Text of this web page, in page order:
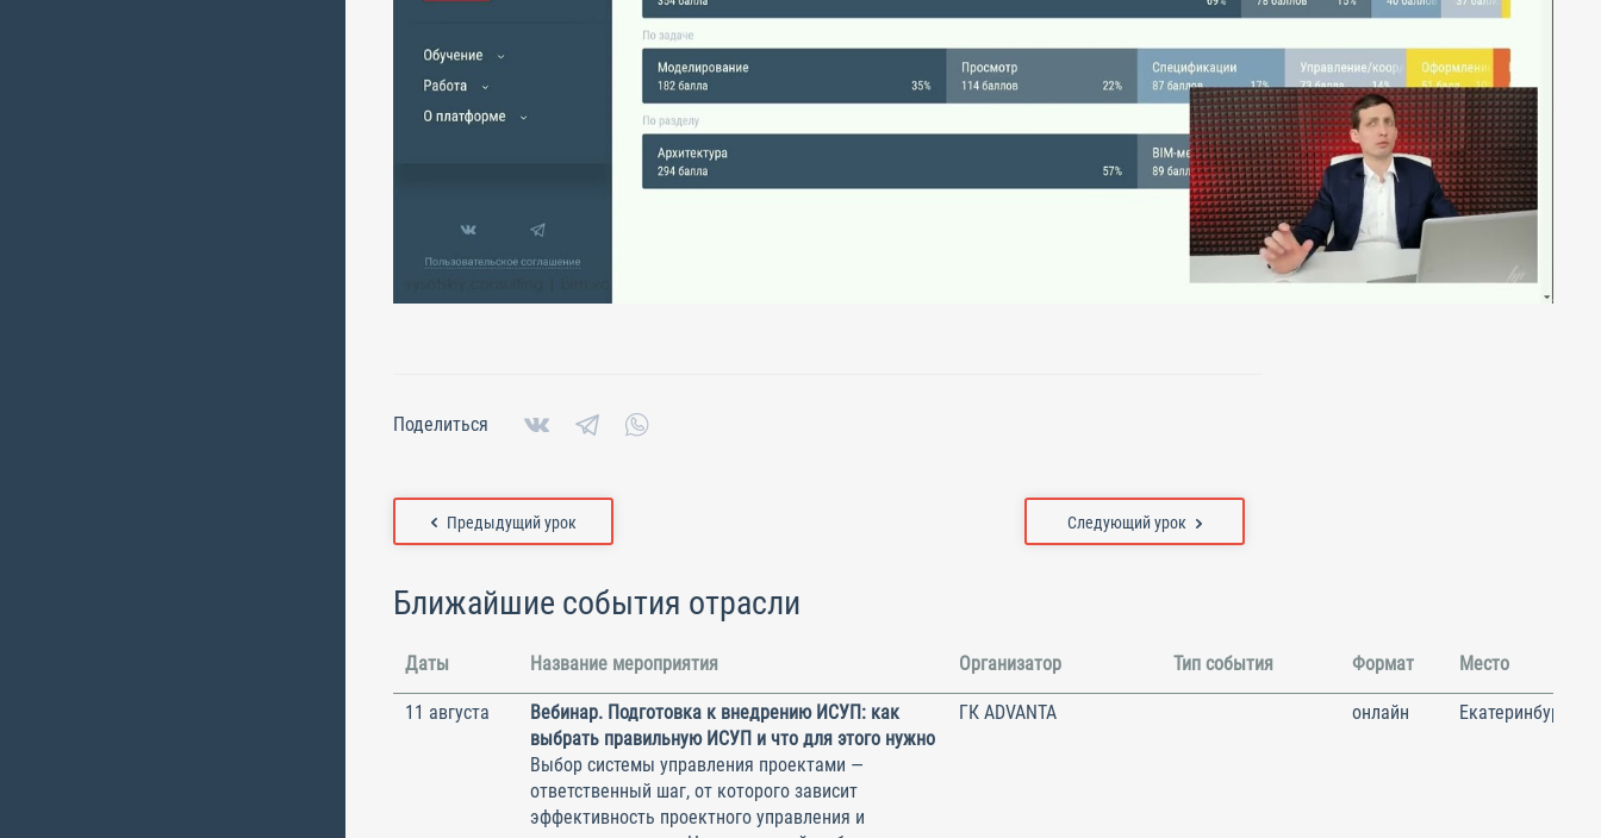
Поделиться
Предыдущий урок Следующий урок
Ближайшие события отрасли
Даты Название мероприятия Организатор Тип события Формат Место
11 августа
Вебинар. Подготовка к внедрению ИСУП: как
выбрать правильную ИСУП и что для этого нужно
Выбор системы управления проектами —
ответственный шаг, от которого зависит
эффективность проектного управления и
ГК ADVANTA онлайн Екатеринбург